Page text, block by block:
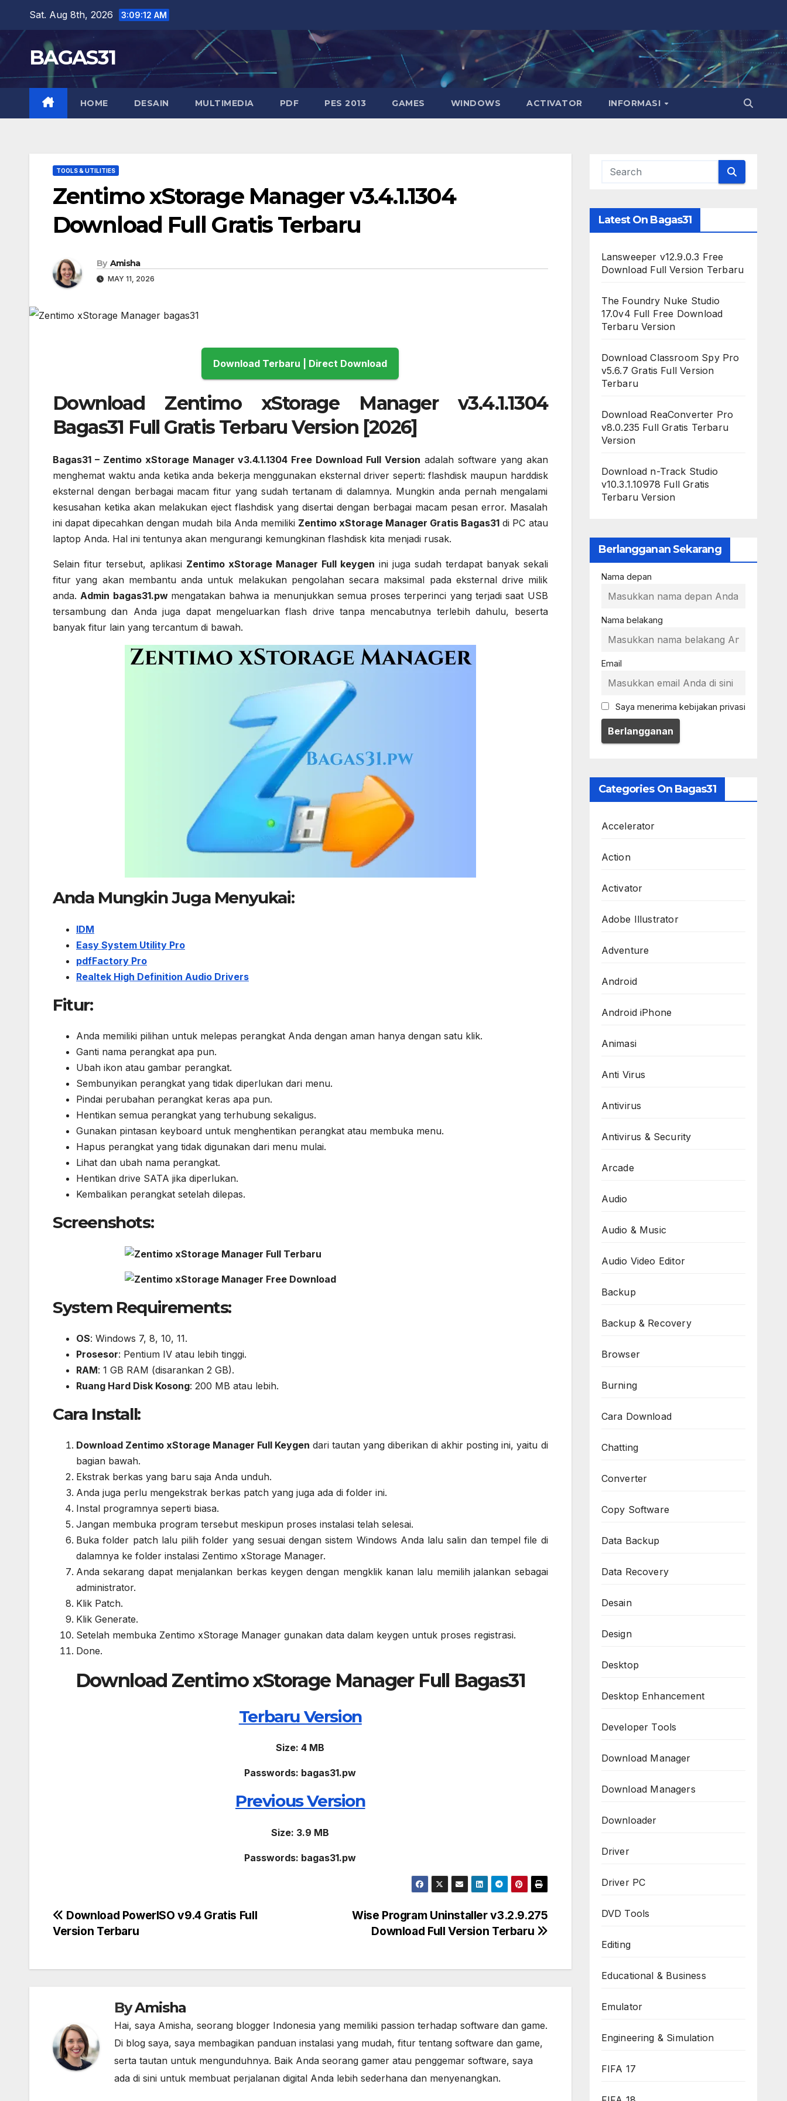
content
Sat. Aug 8th, 2026 3:09:13 AM
BAGAS31
HOME DESAIN MULTIMEDIA PDF PES 2013 GAMES WINDOWS ACTIVATOR INFORMASI
TOOLS & UTILITIES
Zentimo xStorage Manager v3.4.1.1304
Download Full Gratis Terbaru
By Amisha
MAY 11, 2026
Download Terbaru | Direct Download
Download Zentimo xStorage Manager v3.4.1.1304
Bagas31 Full Gratis Terbaru Version [2026]
Bagas31 – Zentimo xStorage Manager v3.4.1.1304 Free Download Full Version adalah software yang akan
menghemat waktu anda ketika anda bekerja menggunakan eksternal driver seperti: flashdisk maupun harddisk
eksternal dengan berbagai macam fitur yang sudah tertanam di dalamnya. Mungkin anda pernah mengalami
kesusahan ketika akan melakukan eject flashdisk yang disertai dengan berbagai macam pesan error. Masalah
ini dapat dipecahkan dengan mudah bila Anda memiliki Zentimo xStorage Manager Gratis Bagas31 di PC atau
laptop Anda. Hal ini tentunya akan mengurangi kemungkinan flashdisk kita menjadi rusak.
Selain fitur tersebut, aplikasi Zentimo xStorage Manager Full keygen ini juga sudah terdapat banyak sekali
fitur yang akan membantu anda untuk melakukan pengolahan secara maksimal pada eksternal drive milik
anda.Admin bagas31.pw mengatakan bahwa ia menunjukkan semua proses terperinci yang terjadi saat USB
tersambung dan Anda juga dapat mengeluarkan flash drive tanpa mencabutnya terlebih dahulu, beserta
banyak fitur lain yang tercantum di bawah.
Anda Mungkin Juga Menyukai:
IDM
Easy System Utility Pro
pdfFactory Pro
Realtek High Definition Audio Drivers
Fitur:
Anda memiliki pilihan untuk melepas perangkat Anda dengan aman hanya dengan satu klik.
Ganti nama perangkat apa pun.
Ubah ikon atau gambar perangkat.
Sembunyikan perangkat yang tidak diperlukan dari menu.
Pindai perubahan perangkat keras apa pun.
Hentikan semua perangkat yang terhubung sekaligus.
Gunakan pintasan keyboard untuk menghentikan perangkat atau membuka menu.
Hapus perangkat yang tidak digunakan dari menu mulai.
Lihat dan ubah nama perangkat.
Hentikan drive SATA jika diperlukan.
Kembalikan perangkat setelah dilepas.
Screenshots:
System Requirements:
OS: Windows 7, 8, 10, 11.
Prosesor: Pentium IV atau lebih tinggi.
RAM: 1 GB RAM (disarankan 2 GB).
Ruang Hard Disk Kosong: 200 MB atau lebih.
Cara Install:
Download Zentimo xStorage Manager Full Keygen dari tautan yang diberikan di akhir posting ini, yaitu di
bagian bawah.
Ekstrak berkas yang baru saja Anda unduh.
Anda juga perlu mengekstrak berkas patch yang juga ada di folder ini.
Instal programnya seperti biasa.
Jangan membuka program tersebut meskipun proses instalasi telah selesai.
Buka folder patch lalu pilih folder yang sesuai dengan sistem Windows Anda lalu salin dan tempel file di
dalamnya ke folder instalasi Zentimo xStorage Manager.
Anda sekarang dapat menjalankan berkas keygen dengan mengklik kanan lalu memilih jalankan sebagai
administrator.
Klik Patch.
Klik Generate.
Setelah membuka Zentimo xStorage Manager gunakan data dalam keygen untuk proses registrasi.
Done.
Download Zentimo xStorage Manager Full Bagas31
Terbaru Version
Size: 4 MB
Passwords: bagas31.pw
Previous Version
Size: 3.9 MB
Passwords: bagas31.pw
Post
Wise Program Uninstaller v3.2.9.275
Download Full Version Terbaru
Download PowerISO v9.4 Gratis Full
Version Terbaru
ByAmisha
Hai, saya Amisha, seorang blogger Indonesia yang memiliki passion terhadap software dan game.
Di blog saya, saya membagikan panduan instalasi yang mudah, fitur tentang software dan game,
serta tautan untuk mengunduhnya. Baik Anda seorang gamer atau penggemar software, saya
ada di sini untuk membuat perjalanan digital Anda lebih sederhana dan menyenangkan.
Latest On Bagas31
Lansweeper v12.9.0.3 Free
Download Full Version Terbaru
The Foundry Nuke Studio
17.0v4 Full Free Download
Terbaru Version
Download Classroom Spy Pro
v5.6.7 Gratis Full Version
Terbaru
Download ReaConverter Pro
v8.0.235 Full Gratis Terbaru
Version
Download n-Track Studio
v10.3.1.10978 Full Gratis
Terbaru Version
Berlangganan Sekarang
Nama depan
Nama belakang
Email
Saya menerima kebijakan privasi
Categories On Bagas31
Accelerator
Action
Activator
Adobe Illustrator
Adventure
Android
Android iPhone
Animasi
Anti Virus
Antivirus
Antivirus & Security
Arcade
Audio
Audio & Music
Audio Video Editor
Backup
Backup & Recovery
Browser
Burning
Cara Download
Chatting
Converter
Copy Software
Data Backup
Data Recovery
Desain
Design
Desktop
Desktop Enhancement
Developer Tools
Download Manager
Download Managers
Downloader
Driver
Driver PC
DVD Tools
Editing
Educational & Business
Emulator
Engineering & Simulation
FIFA 17